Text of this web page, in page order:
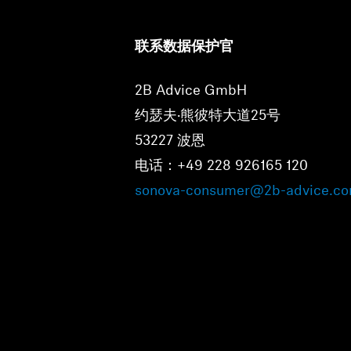
联系数据保护官
2B Advice GmbH
⁠约瑟夫·熊彼特大道25号
⁠53227 波恩
⁠电话：+49 228 926165 120
⁠sonova-consumer@2b-